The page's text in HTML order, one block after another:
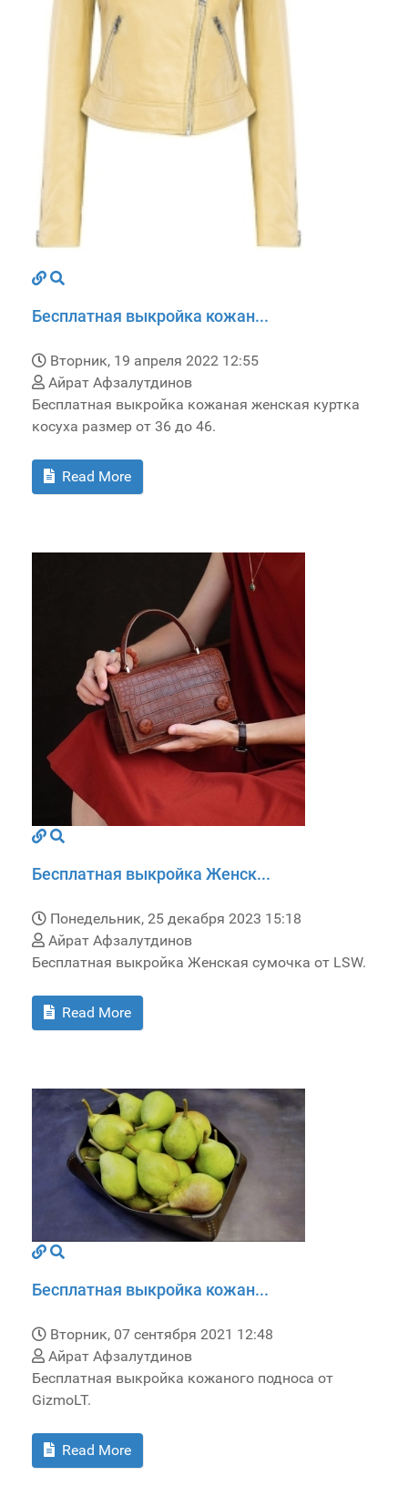
Бесплатная выкройка кожан...
Вторник, 19 апреля 2022 12:55
Айрат Афзалутдинов
Бесплатная выкройка кожаная женская куртка
косуха размер от 36 до 46.
Read More
Бесплатная выкройка Женск...
Понедельник, 25 декабря 2023 15:18
Айрат Афзалутдинов
Бесплатная выкройка Женская сумочка от LSW.
Read More
Бесплатная выкройка кожан...
Вторник, 07 сентября 2021 12:48
Айрат Афзалутдинов
Бесплатная выкройка кожаного подноса от
GizmoLT.
Read More